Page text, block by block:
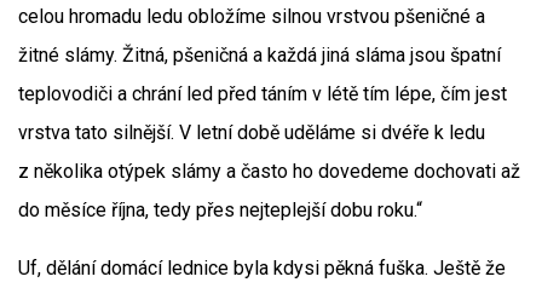
celou hromadu ledu obložíme silnou vrstvou pšeničné a
žitné slámy. Žitná, pšeničná a každá jiná sláma jsou špatní
teplovodiči a chrání led před táním v létě tím lépe, čím jest
vrstva tato silnější. V letní době uděláme si dvéře k ledu
z několika otýpek slámy a často ho dovedeme dochovati až
do měsíce října, tedy přes nejteplejší dobu roku.“
Uf, dělání domácí lednice byla kdysi pěkná fuška. Ještě že